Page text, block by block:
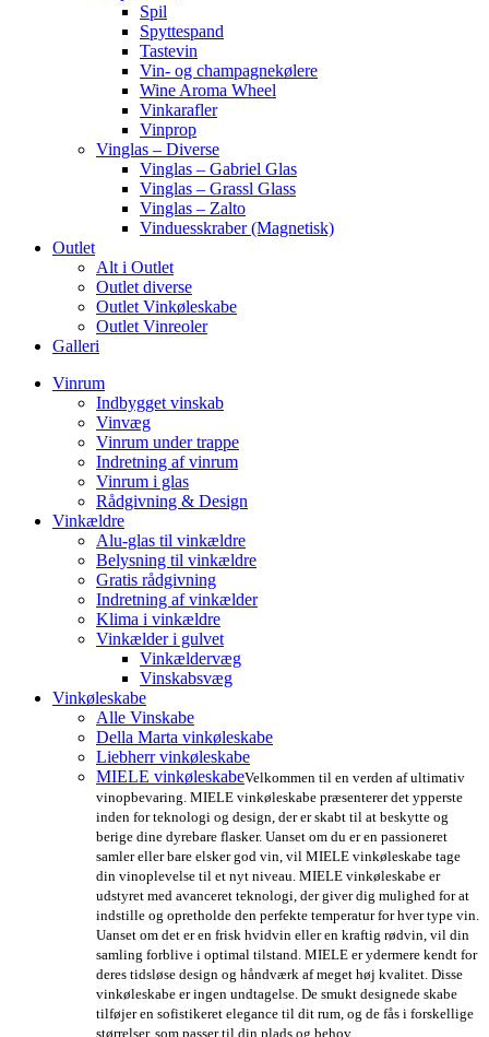
Spil
Spyttespand
Tastevin
Vin- og champagnekølere
Wine Aroma Wheel
Vinkarafler
Vinprop
Vinglas – Diverse
Vinglas – Gabriel Glas
Vinglas – Grassl Glass
Vinglas – Zalto
Vinduesskraber (Magnetisk)
Outlet
Alt i Outlet
Outlet diverse
Outlet Vinkøleskabe
Outlet Vinreoler
Galleri
Vinrum
Indbygget vinskab
Vinvæg
Vinrum under trappe
Indretning af vinrum
Vinrum i glas
Rådgivning & Design
Vinkældre
Alu-glas til vinkældre
Belysning til vinkældre
Gratis rådgivning
Indretning af vinkælder
Klima i vinkældre
Vinkælder i gulvet
Vinkældervæg
Vinskabsvæg
Vinkøleskabe
Alle Vinskabe
Della Marta vinkøleskabe
Liebherr vinkøleskabe
MIELE vinkøleskabeVelkommen til en verden af ultimativ
vinopbevaring. MIELE vinkøleskabe præsenterer det ypperste
inden for teknologi og design, der er skabt til at beskytte og
berige dine dyrebare flasker. Uanset om du er en passioneret
samler eller bare elsker god vin, vil MIELE vinkøleskabe tage
din vinoplevelse til et nyt niveau. MIELE vinkøleskabe er
udstyret med avanceret teknologi, der giver dig mulighed for at
indstille og opretholde den perfekte temperatur for hver type vin.
Uanset om det er en frisk hvidvin eller en kraftig rødvin, vil din
samling forblive i optimal tilstand. MIELE er ydermere kendt for
deres tidsløse design og håndværk af meget høj kvalitet. Disse
vinkøleskabe er ingen undtagelse. De smukt designede skabe
tilføjer en sofistikeret elegance til dit rum, og de fås i forskellige
størrelser, som passer til din plads og behov.